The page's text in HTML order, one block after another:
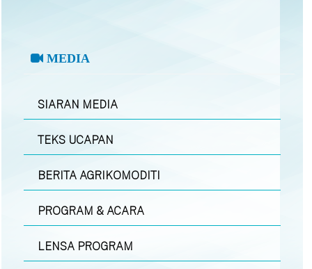
MEDIA
SIARAN MEDIA
TEKS UCAPAN
BERITA AGRIKOMODITI
PROGRAM & ACARA
LENSA PROGRAM